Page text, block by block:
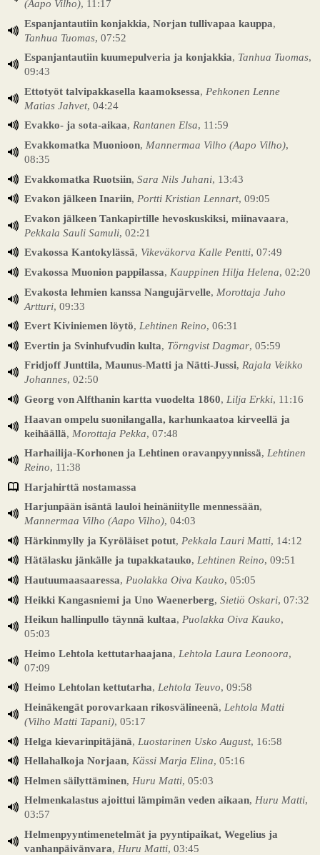
(Aapo Vilho), 11:17
Espanjantautiin konjakkia, Norjan tullivapaa kauppa,
Tanhua Tuomas, 07:52
Espanjantautiin kuumepulveria ja konjakkia, Tanhua Tuomas,
09:43
Ettotyöt talvipakkasella kaamoksessa, Pehkonen Lenne
Matias Jahvet, 04:24
Evakko- ja sota-aikaa, Rantanen Elsa, 11:59
Evakkomatka Muonioon, Mannermaa Vilho (Aapo Vilho),
08:35
Evakkomatka Ruotsiin, Sara Nils Juhani, 13:43
Evakon jälkeen Inariin, Portti Kristian Lennart, 09:05
Evakon jälkeen Tankapirtille hevoskuskiksi, miinavaara,
Pekkala Sauli Samuli, 02:21
Evakossa Kantokylässä, Vikeväkorva Kalle Pentti, 07:49
Evakossa Muonion pappilassa, Kauppinen Hilja Helena, 02:20
Evakosta lehmien kanssa Nangujärvelle, Morottaja Juho
Artturi, 09:33
Evert Kiviniemen löytö, Lehtinen Reino, 06:31
Evertin ja Svinhufvudin kulta, Törngvist Dagmar, 05:59
Fridjoff Junttila, Maunus-Matti ja Nätti-Jussi, Rajala Veikko
Johannes, 02:50
Georg von Alfthanin kartta vuodelta 1860, Lilja Erkki, 11:16
Haavan ompelu suonilangalla, karhunkaatoa kirveellä ja
keihäällä, Morottaja Pekka, 07:48
Harhailija-Korhonen ja Lehtinen oravanpyynnissä, Lehtinen
Reino, 11:38
Harjahirttä nostamassa
Harjunpään isäntä lauloi heinäniitylle mennessään,
Mannermaa Vilho (Aapo Vilho), 04:03
Härkinmylly ja Kyröläiset potut, Pekkala Lauri Matti, 14:12
Hätälasku jänkälle ja tupakkatauko, Lehtinen Reino, 09:51
Hautuumaasaaressa, Puolakka Oiva Kauko, 05:05
Heikki Kangasniemi ja Uno Waenerberg, Sietiö Oskari, 07:32
Heikun hallinpullo täynnä kultaa, Puolakka Oiva Kauko,
05:03
Heimo Lehtola kettutarhaajana, Lehtola Laura Leonoora,
07:09
Heimo Lehtolan kettutarha, Lehtola Teuvo, 09:58
Heinäkengät porovarkaan rikosvälineenä, Lehtola Matti
(Vilho Matti Tapani), 05:17
Helga kievarinpitäjänä, Luostarinen Usko August, 16:58
Hellahalkoja Norjaan, Kässi Marja Elina, 05:16
Helmen säilyttäminen, Huru Matti, 05:03
Helmenkalastus ajoittui lämpimän veden aikaan, Huru Matti,
03:57
Helmenpyyntimenetelmät ja pyyntipaikat, Wegelius ja
vanhanpäivänvara, Huru Matti, 03:45